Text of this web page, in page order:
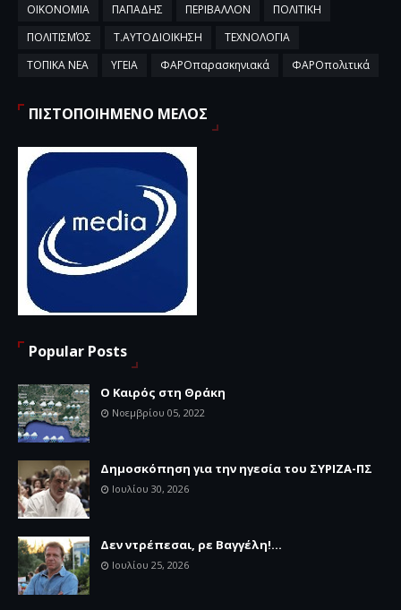
ΟΙΚΟΝΟΜΙΑ
ΠΑΠΑΔΗΣ ΠΕΡΙΒΑΛΛΟΝ
ΠΟΛΙΤΙΚΗ
ΠΟΛΙΤΙΣΜΌΣ
Τ.ΑΥΤΟΔΙΟΙΚΗΣΗ
ΤΕΧΝΟΛΟΓΙΑ
ΤΟΠΙΚΑ ΝΕΑ
ΥΓΕΙΑ ΦΑΡΟπαρασκηνιακά ΦΑΡΟπολιτικά
ΠΙΣΤΟΠΟΙΗΜΕΝΟ ΜΕΛΟΣ
Popular Posts
Ο Καιρός στη Θράκη
Νοεμβρίου 05, 2022
Δημοσκόπηση για την ηγεσία του ΣΥΡΙΖΑ-ΠΣ
Ιουλίου 30, 2026
Δεν ντρέπεσαι, ρε Βαγγέλη!...
Ιουλίου 25, 2026